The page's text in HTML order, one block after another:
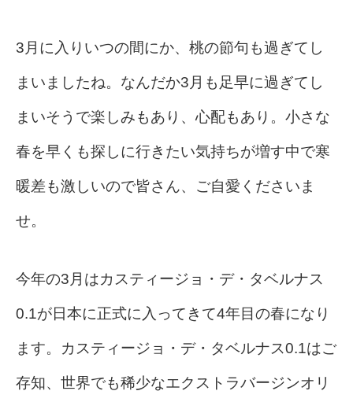
3月に入りいつの間にか、桃の節句も過ぎてし
まいましたね。なんだか3月も足早に過ぎてし
まいそうで楽しみもあり、心配もあり。小さな
春を早くも探しに行きたい気持ちが増す中で寒
暖差も激しいので皆さん、ご自愛くださいま
せ。
今年の3月はカスティージョ・デ・タベルナス
0.1が日本に正式に入ってきて4年目の春になり
ます。カスティージョ・デ・タベルナス0.1はご
存知、世界でも稀少なエクストラバージンオリ